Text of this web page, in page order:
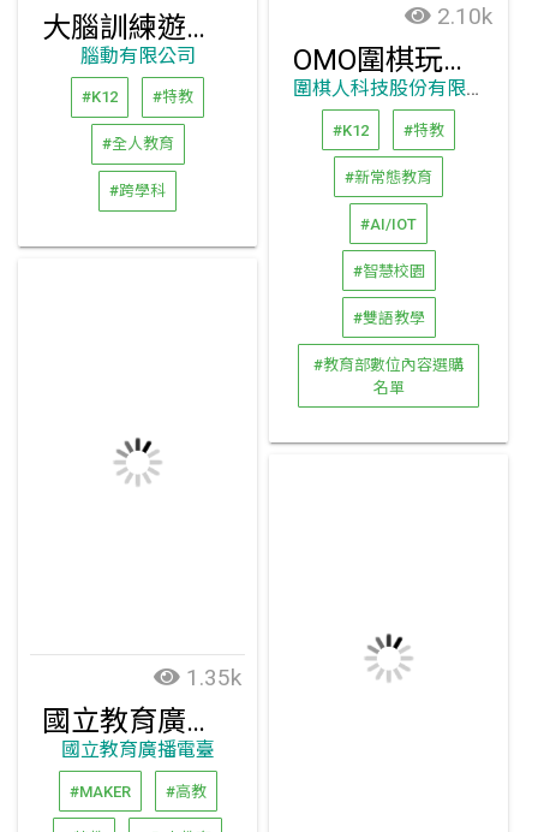
大腦訓練遊戲 - 吐霧兔的邏輯寶石
腦動有限公司
#K12 #特教
#全人教育
#跨學科
2.10k
OMO圍棋玩學平台，校園也能學好圍棋
圍棋人科技股份有限公司
#K12 #特教
#新常態教育
#AI/IOT
#智慧校園
#雙語教學
#教育部數位內容選購
名單
1.35k
國立教育廣播電臺
國立教育廣播電臺
#MAKER #高教